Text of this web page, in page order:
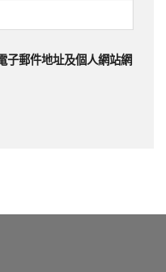
子郵件地址及個人網站網